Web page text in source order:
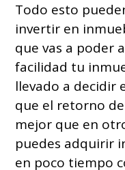
Todo esto
invertir en
que vas a poder
facilidad tu
llevado a decidir
que el retorno
mejor que en
puedes adquirir
en poco tiempo